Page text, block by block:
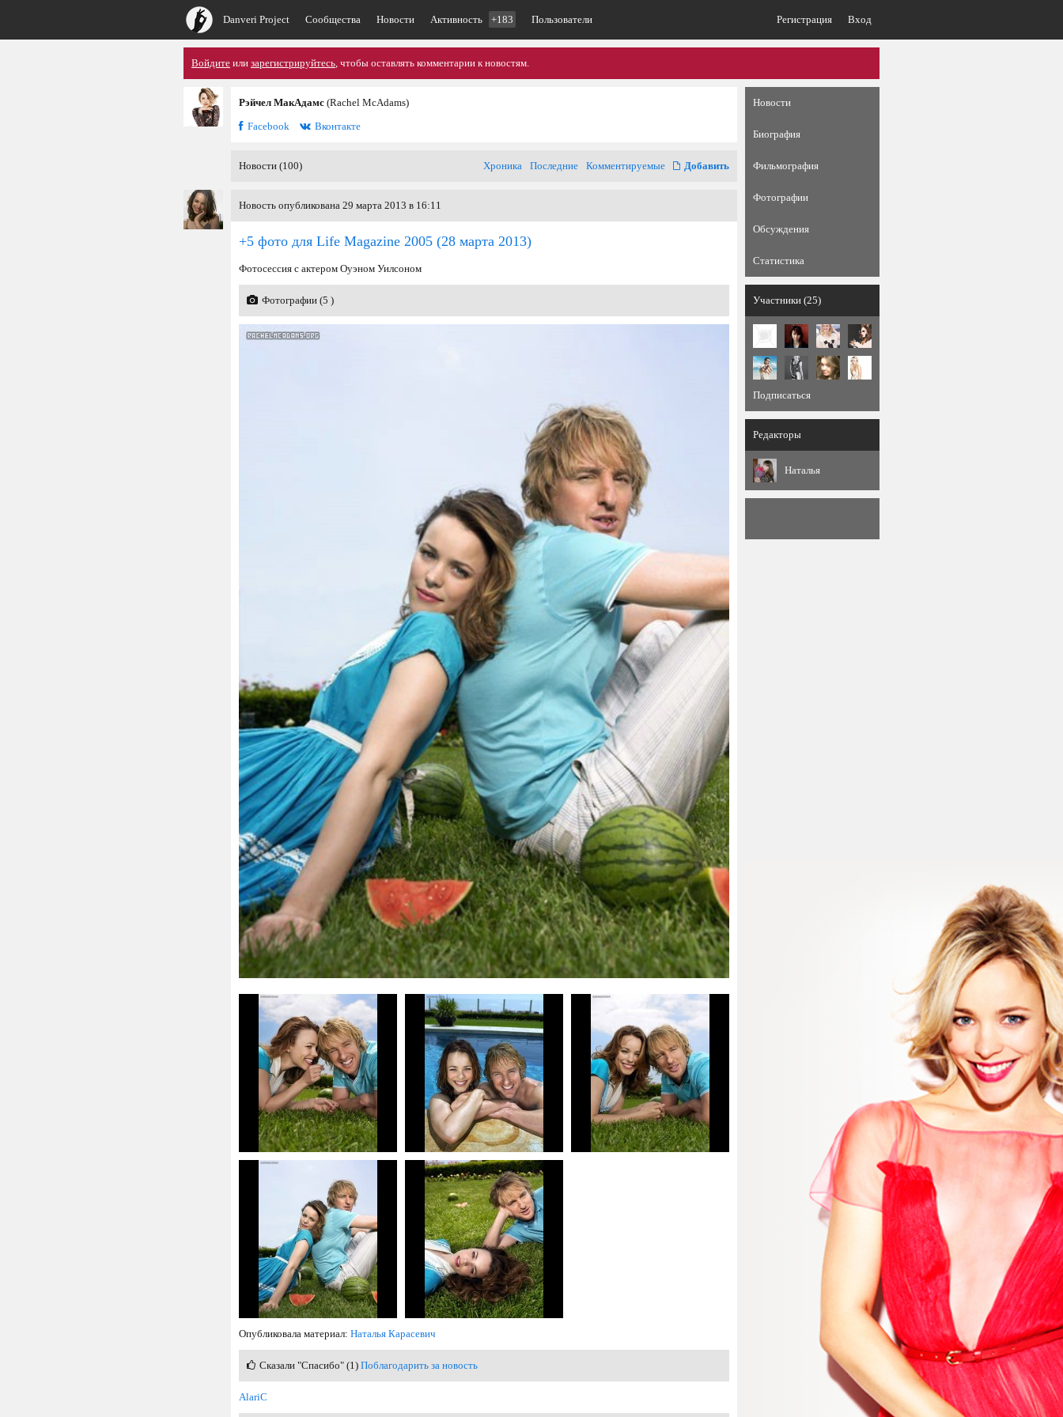
Danveri Project Сообщества Новости Активность +183 Пользователи Регистрация Вход
Войдите или зарегистрируйтесь, чтобы оставлять комментарии к новостям.
Рэйчел МакАдамс (Rachel McAdams)
Facebook
Вконтакте
Новости (100) Хроника Последние Комментируемые Добавить
Новость опубликована 29 марта 2013 в 16:11
+5 фото для Life Magazine 2005 (28 марта 2013)
Фотосессия с актером Оуэном Уилсоном
Фотографии (5 )
Опубликовала материал: Наталья Карасевич
Сказали "Спасибо" (1) Поблагодарить за новость
AlariC
Новости
Биография
Фильмография
Фотографии
Обсуждения
Статистика
Участники (25)
Подписаться
Редакторы
Наталья